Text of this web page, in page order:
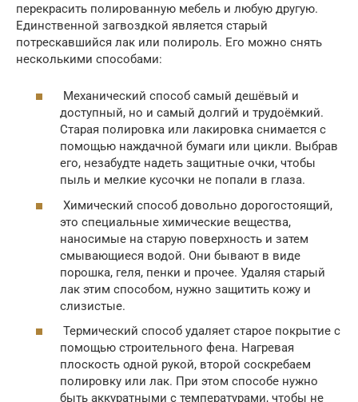
перекрасить полированную мебель и любую другую.
Единственной загвоздкой является старый
потрескавшийся лак или полироль. Его можно снять
несколькими способами:
Механический способ самый дешёвый и
доступный, но и самый долгий и трудоёмкий.
Старая полировка или лакировка снимается с
помощью наждачной бумаги или цикли. Выбрав
его, незабудте надеть защитные очки, чтобы
пыль и мелкие кусочки не попали в глаза.
Химический способ довольно дорогостоящий,
это специальные химические вещества,
наносимые на старую поверхность и затем
смывающиеся водой. Они бывают в виде
порошка, геля, пенки и прочее. Удаляя старый
лак этим способом, нужно защитить кожу и
слизистые.
Термический способ удаляет старое покрытие с
помощью строительного фена. Нагревая
плоскость одной рукой, второй соскребаем
полировку или лак. При этом способе нужно
быть аккуратными с температурами, чтобы не